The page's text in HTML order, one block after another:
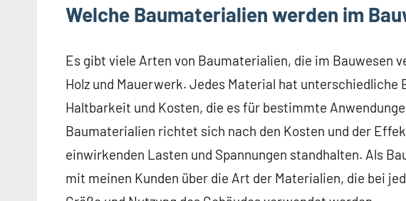
Welche Baumaterialien werden im
Es gibt viele Arten von Baumaterialien, die im Bauwesen
Holz und Mauerwerk. Jedes Material hat
Haltbarkeit und Kosten, die es für bestimmte
Baumaterialien richtet sich nach den Kosten und der
einwirkenden Lasten und Spannungen standhalten. Als
mit meinen Kunden über die Art der Materialien, die bei